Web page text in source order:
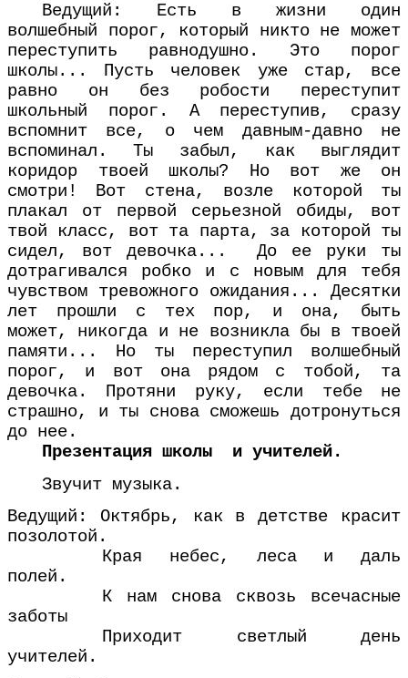
Ведущий: Есть в жизни один
волшебный порог, который никто не может
переступить равнодушно. Это порог
школы... Пусть человек уже стар, все
равно он без робости переступит
школьный порог. А переступив, сразу
вспомнит все, о чем давным-давно не
вспоминал. Ты забыл, как выглядит
коридор твоей школы? Но вот же он
смотри! Вот стена, возле которой ты
плакал от первой серьезной обиды, вот
твой класс, вот та парта, за которой ты
сидел, вот девочка... До ее руки ты
дотрагивался робко и с новым для тебя
чувством тревожного ожидания... Десятки
лет прошли с тех пор, и она, быть
может, никогда и не возникла бы в твоей
памяти... Но ты переступил волшебный
порог, и вот она рядом с тобой, та
девочка. Протяни руку, если тебе не
страшно, и ты снова сможешь дотронуться
до нее.
Презентация школы и учителей.
Звучит музыка.
Ведущий: Октябрь, как в детстве красит
позолотой.
Края небес, леса и даль
полей.
К нам снова сквозь всечасные
заботы
Приходит светлый день
учителей.